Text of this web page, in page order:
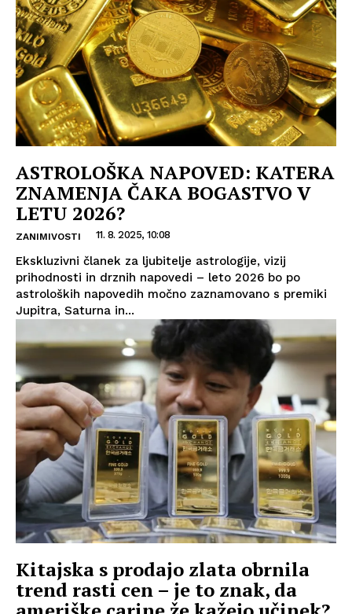
ASTROLOŠKA NAPOVED: KATERA
ZNAMENJA ČAKA BOGASTVO V
LETU 2026?
ZANIMIVOSTI 11. 8. 2025, 10:08
Ekskluzivni članek za ljubitelje astrologije, vizij
prihodnosti in drznih napovedi – leto 2026 bo po
astroloških napovedih močno zaznamovano s premiki
Jupitra, Saturna in...
Kitajska s prodajo zlata obrnila
trend rasti cen – je to znak, da